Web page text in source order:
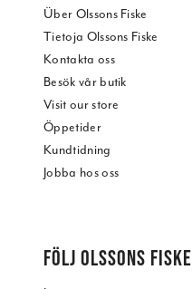
Über Olssons Fiske
Tietoja Olssons Fiske
Kontakta oss
Besök vår butik
Visit our store
Öppetider
Kundtidning
Jobba hos oss
FÖLJ OLSSONS FISKE